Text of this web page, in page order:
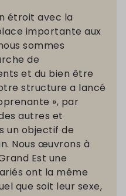
étroit avec la
importante aux
sommes
de
et du bien être
structure a lancé
», par
autres et
un objectif de
Nous œuvrons à
Est une
ont la même
que soit leur sexe,